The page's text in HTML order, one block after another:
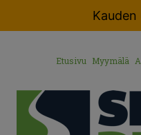
Etusivu Myymälä